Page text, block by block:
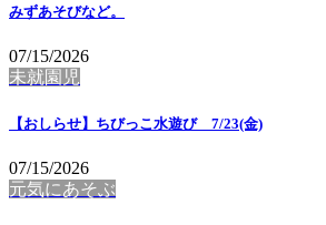
みずあそびなど。
07/15/2026
未就園児
【おしらせ】ちびっこ水遊び 7/23(金)
07/15/2026
元気にあそぶ